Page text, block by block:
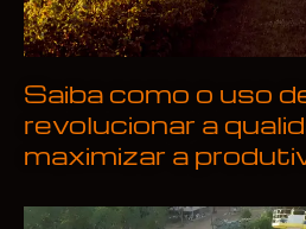
Saiba como o uso
revolucionar a
maximizar a